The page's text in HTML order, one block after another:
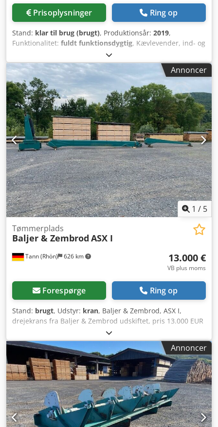
Prisoplysninger Ring op
Stand: klar til brug (brugt), Produktionsår: 2019,
Funktionalitet: fuldt funktionsdygtig, Kævlevender, ind- og
udløbsbånd, kraftig konstruktion. Udstyr fra 2019.
Dcsdpfeu N Ac Sex Amyek
Annoncer
1 / 5
Tann (Rhön) 626 km
Tømmerplads
Baljer & Zembrod ASX I
13.000 €
VB plus moms
Forespørge Ring op
Stand: brugt, Udstyr: kran, Baljer & Zembrod, ASX I,
drejekrans fra Baljer & Zembrod udskiftet, pris 13.000 EUR
ab fabrik. Dcodpfx Amsxb Upmoyok
Annoncer